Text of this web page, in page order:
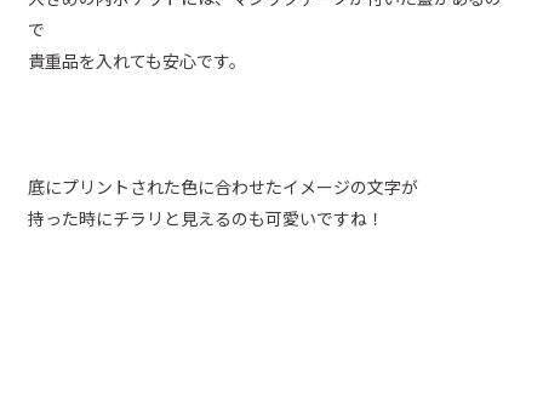
で
貴重品を入れても安心です。
底にプリントされた色に合わせたイメージの文字が
持った時にチラリと見えるのも可愛いですね！